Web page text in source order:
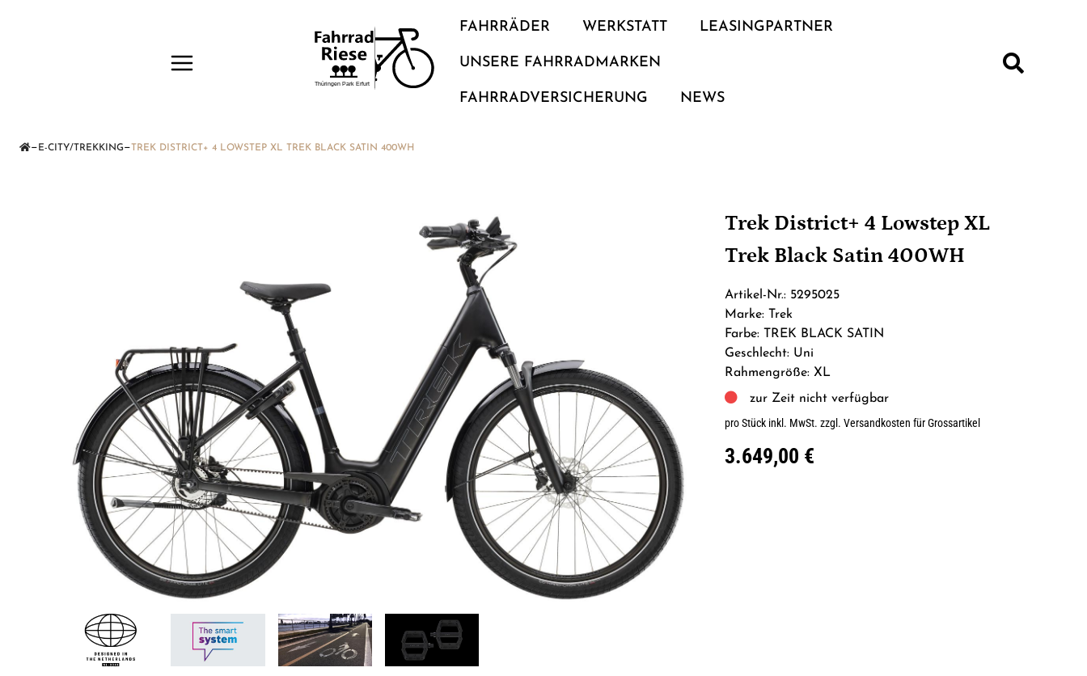
FAHRRÄDER WERKSTATT LEASINGPARTNER
UNSERE FAHRRADMARKEN
FAHRRADVERSICHERUNG NEWS
— E-CITY/TREKKING—TREK DISTRICT+ 4 LOWSTEP XL TREK BLACK SATIN 400WH
Trek District+ 4 Lowstep XL
Trek Black Satin 400WH
Artikel-Nr.: 5295025
Marke: Trek
Farbe: TREK BLACK SATIN
Geschlecht: Uni
Rahmengröße: XL
zur Zeit nicht verfügbar
pro Stück inkl. MwSt.zzgl. Versandkosten für Grossartikel
3.649,00 €